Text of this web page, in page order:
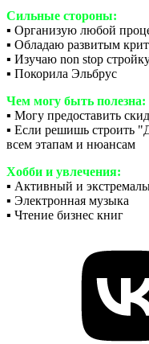
Сильные стороны:
▪️ Организую любой
▪️ Обладаю развитым
▪️ Изучаю non stop
▪️ Покорила Эльбрус
Чем могу быть полезна:
▪️ Могу предоставить
▪️ Если решишь строить
всем этапам и нюансам
Хобби и увлечения:
▪️ Активный и
▪️ Электронная музыка
▪️ Чтение бизнес книг